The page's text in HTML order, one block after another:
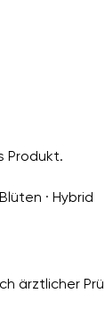
Produkt.
Blüten · Hybrid
ärztlicher